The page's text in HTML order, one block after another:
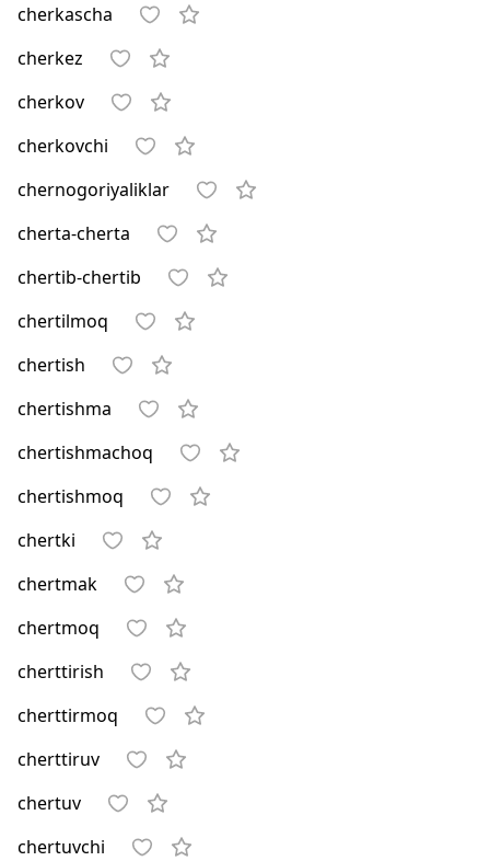
cherkascha
cherkez
cherkov
cherkovchi
chernogoriyaliklar
cherta-cherta
chertib-chertib
chertilmoq
chertish
chertishma
chertishmachoq
chertishmoq
chertki
chertmak
chertmoq
cherttirish
cherttirmoq
cherttiruv
chertuv
chertuvchi